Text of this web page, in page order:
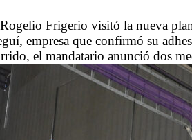
Frigerio visitó la nueva
empresa que confirmó su
el mandatario anunció dos